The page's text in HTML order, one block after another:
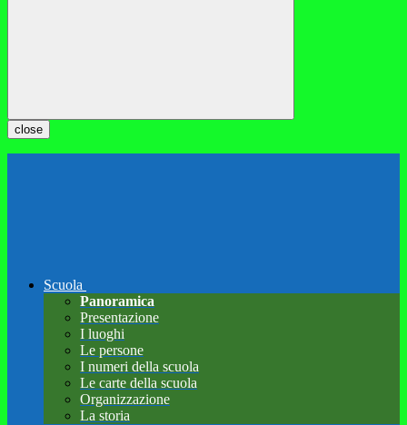
close
Scuola
Panoramica
Presentazione
I luoghi
Le persone
I numeri della scuola
Le carte della scuola
Organizzazione
La storia